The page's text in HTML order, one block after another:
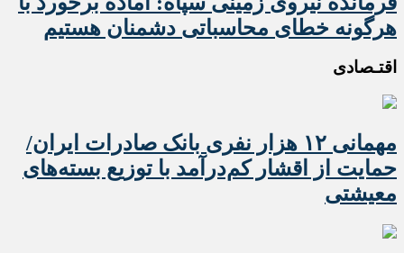
هرگونه خطای محاسباتی دشمنان هستیم
اقتـصادی
مهمانی ۱۲ هزار نفری بانک صادرات ایران/
حمایت از اقشار کم‌درآمد با توزیع بسته‌های
معیشتی